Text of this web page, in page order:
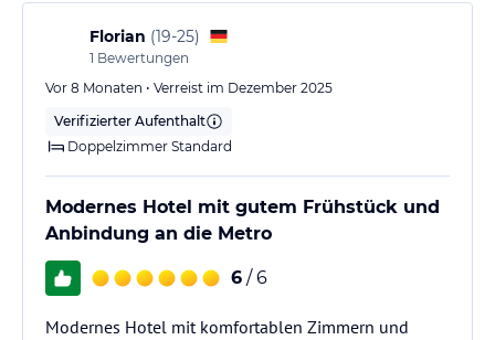
Hinweis: Allgemeine und unverbindliche
Hoteliers-/Veranstalter-/Kataloginformationen. Alle Angaben
lies vor der Buchung die verbindlichen
jeweiligen Veranstalters.
Florian (19-25)
1 Bewertungen
Vor 8 Monaten • Verreist im Dezember 2025
Verifizierter Aufenthalt
Doppelzimmer Standard
Modernes Hotel mit gutem Frühstück und
Anbindung an die Metro
6 / 6
Modernes Hotel mit komfortablen Zimmern und